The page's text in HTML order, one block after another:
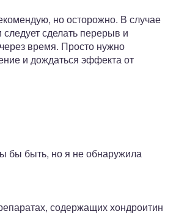
но осторожно. В случае
сделать перерыв и
время. Просто нужно
и дождаться эффекта от
бы быть, но я не обнаружила
содержащих хондроитин